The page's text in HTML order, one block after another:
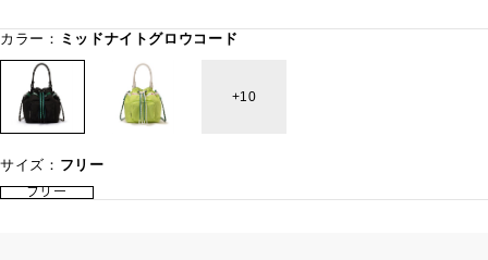
カラー： ミッドナイトグロウコード
10
サイズ： フリー
フリー